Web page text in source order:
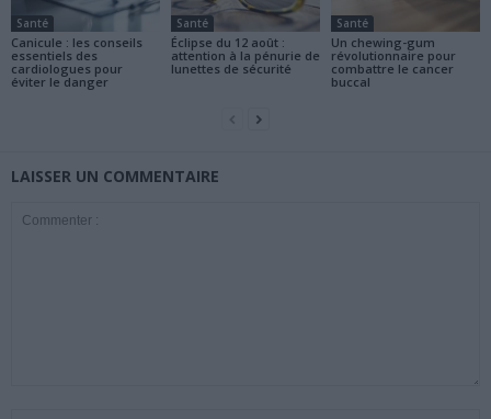
Santé
Canicule : les conseils
essentiels des
cardiologues pour
éviter le danger
Santé
Éclipse du 12 août :
attention à la pénurie de
lunettes de sécurité
Santé
Un chewing-gum
révolutionnaire pour
combattre le cancer
buccal
LAISSER UN COMMENTAIRE